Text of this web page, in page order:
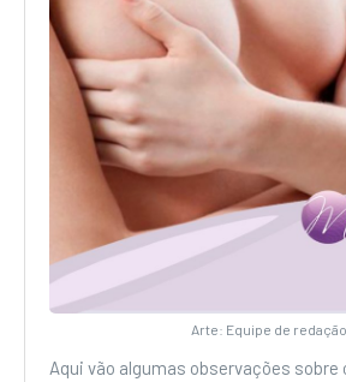
Arte: Equipe de redação
Aqui vão algumas observações